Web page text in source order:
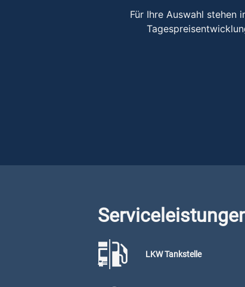
Für Ihre Auswahl stehen
LKW Tankstelle